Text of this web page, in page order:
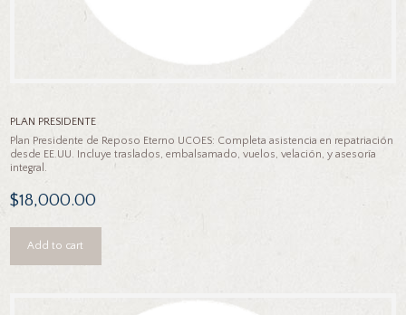
PLAN PRESIDENTE
Plan Presidente de Reposo Eterno UCOES: Completa asistencia en repatriación
desde EE.UU. Incluye traslados, embalsamado, vuelos, velación, y asesoría
integral.
$18,000.00
Add to cart